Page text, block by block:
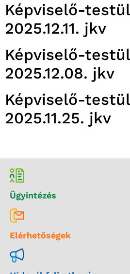
Képviselő-
2025.12.11. jkv
Képviselő-
2025.12.08. jkv
Képviselő-
2025.11.25. jkv
Ügyintézés
Elérhetőségek